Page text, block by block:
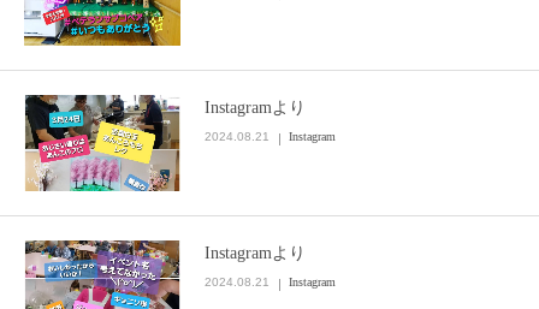
Instagramより
2024.08.21 Instagram
Instagramより
2024.08.21 Instagram